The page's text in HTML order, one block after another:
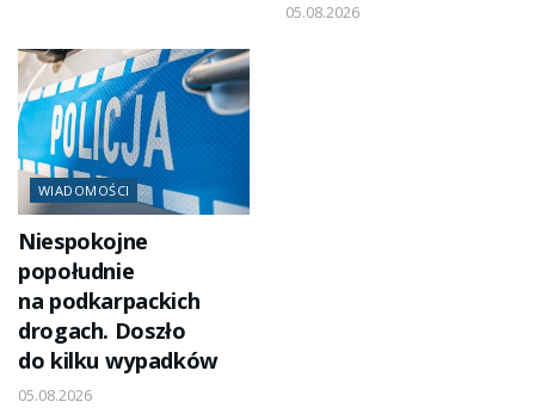
05.08.2026
WIADOMOŚCI
Niespokojne
popołudnie
na podkarpackich
drogach. Doszło
do kilku wypadków
05.08.2026